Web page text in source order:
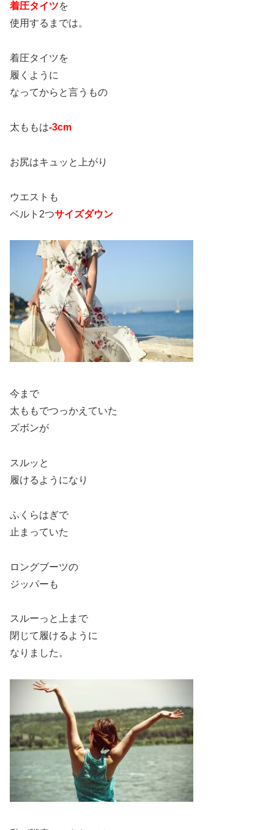
着圧タイツを
使用するまでは。
着圧タイツを
履くように
なってからと言うもの
太ももは-3cm
お尻はキュッと上がり
ウエストも
ベルト2つサイズダウン
今まで
太ももでつっかえていた
ズボンが
スルッと
履けるようになり
ふくらはぎで
止まっていた
ロングブーツの
ジッパーも
スルーっと上まで
閉じて履けるように
なりました。